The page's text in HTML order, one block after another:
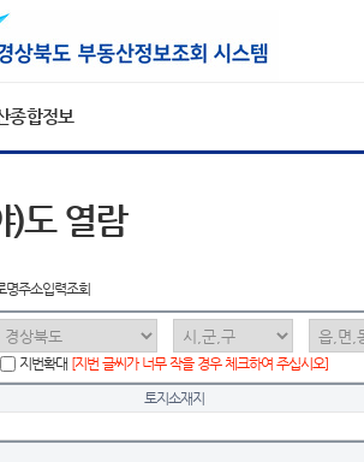
종합정보
)도 열람
명주소입력조회
지번확대 [지번 글씨가 너무 작을 경우 체크하여 주십시오]
토지소재지